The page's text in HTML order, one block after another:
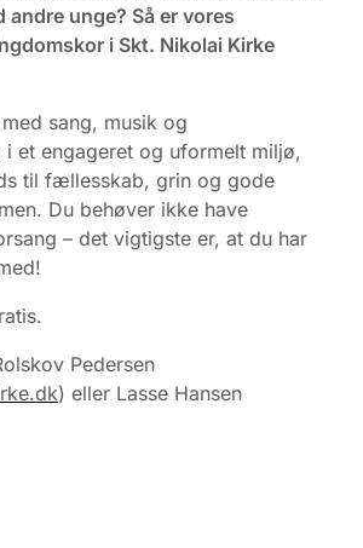
unge? Så er vores
i Skt. Nikolai Kirke
sang, musik og
et engageret og uformelt miljø,
til fællesskab, grin og gode
Du behøver ikke have
– det vigtigste er, at du har
Pedersen
) eller Lasse Hansen